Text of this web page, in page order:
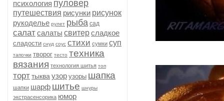
психология пуловер
путешествия рисунки рисунок
рукоделье рулет рыба сад
салатсалаты свитерсладкое
сладости снуд соус стихи сумки суп
тапочки творог тесто техника
вязания технология шитья топ
торттыква узор узоры шапка
шапки шарф шитье шнуры
экстрасенсорика юмор